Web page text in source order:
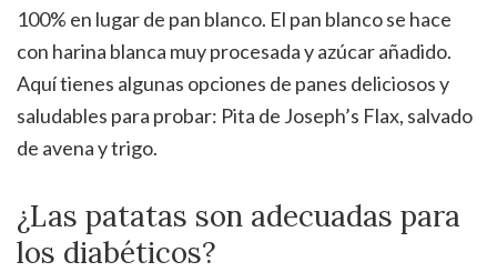
100% en lugar de pan blanco. El pan blanco se hace
con harina blanca muy procesada y azúcar añadido.
Aquí tienes algunas opciones de panes deliciosos y
saludables para probar: Pita de Joseph’s Flax, salvado
de avena y trigo.
¿Las patatas son adecuadas para
los diabéticos?